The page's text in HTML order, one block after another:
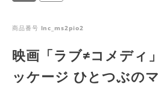
商品番号 lnc_ms2pio2
映画「ラブ≠コメディ
ッケージ ひとつぶの